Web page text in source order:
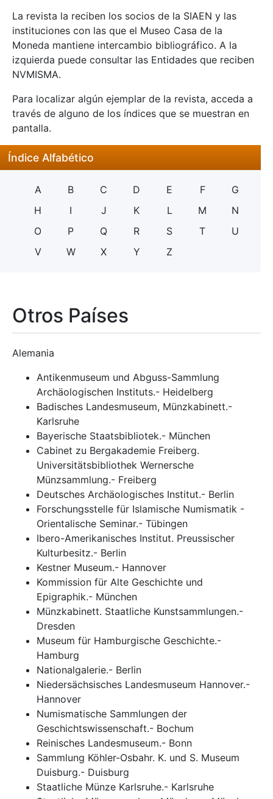
La revista la reciben los socios de la SIAEN y las
instituciones con las que el Museo Casa de la
Moneda mantiene intercambio bibliográfico. A la
izquierda puede consultar las Entidades que reciben
NVMISMA.
Para localizar algún ejemplar de la revista, acceda a
través de alguno de los índices que se muestran en
pantalla.
Índice Alfabético
A B C D E F
G
H
I J K L M
N
O
P Q R S T
U
V
W X Y Z
Otros Países
Alemania
Antikenmuseum und Abguss-Sammlung
Archäologischen Instituts.- Heidelberg
Badisches Landesmuseum, Münzkabinett.-
Karlsruhe
Bayerische Staatsbibliotek.- München
Cabinet zu Bergakademie Freiberg.
Universitätsbibliothek Wernersche
Münzsammlung.- Freiberg
Deutsches Archäologisches Institut.- Berlin
Forschungsstelle für Islamische Numismatik -
Orientalische Seminar.- Tübingen
Ibero-Amerikanisches Institut. Preussischer
Kulturbesitz.- Berlin
Kestner Museum.- Hannover
Kommission für Alte Geschichte und
Epigraphik.- München
Münzkabinett. Staatliche Kunstsammlungen.-
Dresden
Museum für Hamburgische Geschichte.-
Hamburg
Nationalgalerie.- Berlin
Niedersächsisches Landesmuseum Hannover.-
Hannover
Numismatische Sammlungen der
Geschichtswissenschaft.- Bochum
Reinisches Landesmuseum.- Bonn
Sammlung Köhler-Osbahr. K. und S. Museum
Duisburg.- Duisburg
Staatliche Münze Karlsruhe.- Karlsruhe